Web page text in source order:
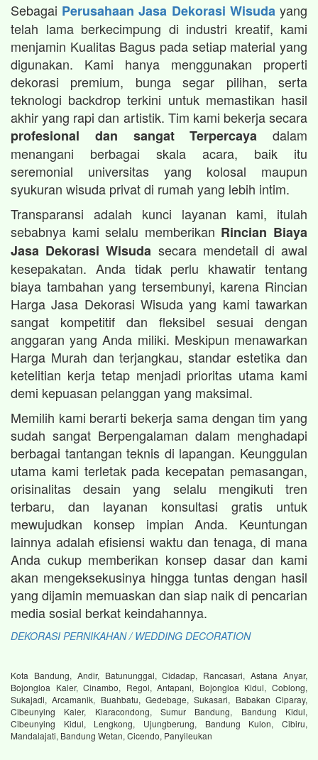
Sebagai Perusahaan Jasa Dekorasi Wisuda yang
telah lama berkecimpung di industri kreatif, kami
menjamin Kualitas Bagus pada setiap material yang
digunakan. Kami hanya menggunakan properti
dekorasi premium, bunga segar pilihan, serta
teknologi backdrop terkini untuk memastikan hasil
akhir yang rapi dan artistik. Tim kami bekerja secara
profesional dan sangat Terpercaya dalam
menangani berbagai skala acara, baik itu
seremonial universitas yang kolosal maupun
syukuran wisuda privat di rumah yang lebih intim.
Transparansi adalah kunci layanan kami, itulah
sebabnya kami selalu memberikan Rincian Biaya
Jasa Dekorasi Wisuda secara mendetail di awal
kesepakatan. Anda tidak perlu khawatir tentang
biaya tambahan yang tersembunyi, karena Rincian
Harga Jasa Dekorasi Wisuda yang kami tawarkan
sangat kompetitif dan fleksibel sesuai dengan
anggaran yang Anda miliki. Meskipun menawarkan
Harga Murah dan terjangkau, standar estetika dan
ketelitian kerja tetap menjadi prioritas utama kami
demi kepuasan pelanggan yang maksimal.
Memilih kami berarti bekerja sama dengan tim yang
sudah sangat Berpengalaman dalam menghadapi
berbagai tantangan teknis di lapangan. Keunggulan
utama kami terletak pada kecepatan pemasangan,
orisinalitas desain yang selalu mengikuti tren
terbaru, dan layanan konsultasi gratis untuk
mewujudkan konsep impian Anda. Keuntungan
lainnya adalah efisiensi waktu dan tenaga, di mana
Anda cukup memberikan konsep dasar dan kami
akan mengeksekusinya hingga tuntas dengan hasil
yang dijamin memuaskan dan siap naik di pencarian
media sosial berkat keindahannya.
DEKORASI PERNIKAHAN / WEDDING DECORATION
Kota Bandung, Andir, Batununggal, Cidadap, Rancasari, Astana Anyar,
Bojongloa Kaler, Cinambo, Regol, Antapani, Bojongloa Kidul, Coblong,
Sukajadi, Arcamanik, Buahbatu, Gedebage, Sukasari, Babakan Ciparay,
Cibeunying Kaler, Kiaracondong, Sumur Bandung, Bandung Kidul,
Cibeunying Kidul, Lengkong, Ujungberung, Bandung Kulon, Cibiru,
Mandalajati, Bandung Wetan, Cicendo, Panyileukan